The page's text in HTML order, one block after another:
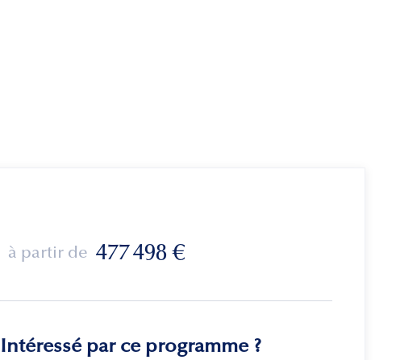
à partir de 477 498 €
Intéressé par ce programme ?